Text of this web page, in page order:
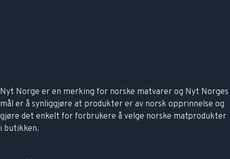
Nyt Norge er en merking for norske matvarer og Nyt Norges
mål er å synliggjøre at produkter er av norsk opprinnelse og
gjøre det enkelt for forbrukere å velge norske matprodukter
i butikken.